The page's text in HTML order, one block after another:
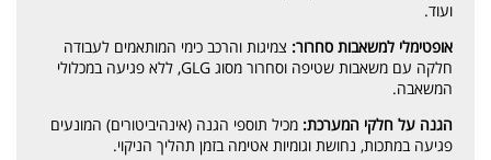
ועוד.
אופטימלי למשאבות סחרור: צמיגות והרכב כימי המותאמים לעבודה
חלקה עם משאבות שטיפה וסחרור מסוג GLG, ללא פגיעה במכלולי
המשאבה.
הגנה על חלקי המערכת: מכיל תוספי הגנה (אינהיביטורים) המונעים
פגיעה במתכות, נחושת וגומיות אטימה בזמן תהליך הניקוי.